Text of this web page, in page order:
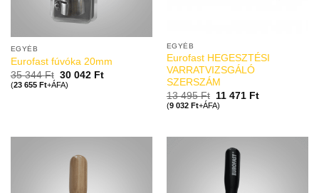
EGYÉB
Eurofast fúvóka 20mm
35 344Ft 30 042 Ft
(23 655 Ft+ÁFA)
EGYÉB
Eurofast HEGESZTÉSI
VARRATVIZSGÁLÓ
SZERSZÁM
13 495Ft 11 471 Ft
(9 032 Ft+ÁFA)